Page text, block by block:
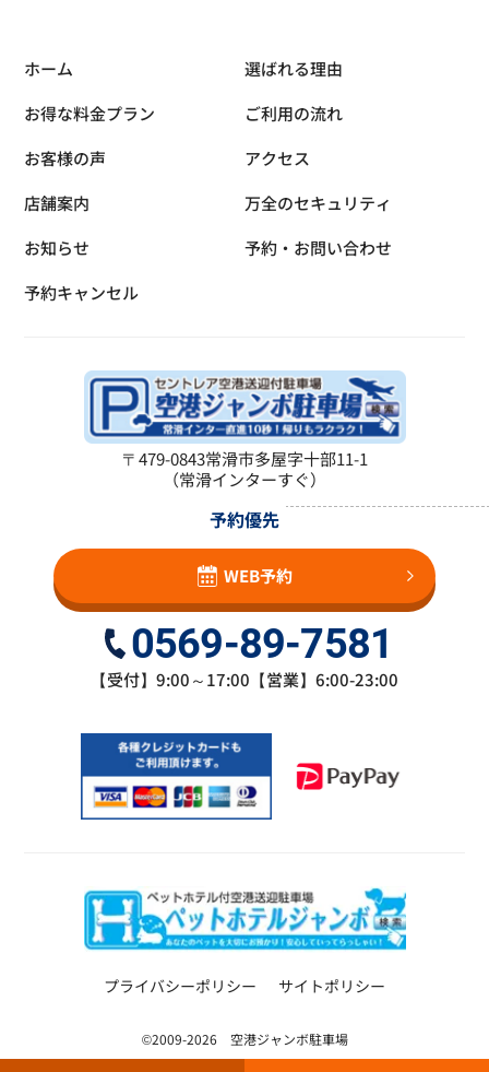
ホーム
選ばれる理由
お得な料金プラン
ご利用の流れ
お客様の声
アクセス
店舗案内
万全のセキュリティ
お知らせ
予約・お問い合わせ
予約キャンセル
〒479-0843常滑市多屋字十部11-1
（常滑インターすぐ）
予約優先
WEB予約
0569-89-7581
【受付】9:00～17:00【営業】6:00-23:00
プライバシーポリシー サイトポリシー
©2009-2026 空港ジャンボ駐車場